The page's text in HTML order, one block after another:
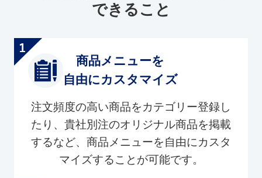
できること
商品メニューを
自由にカスタマイズ
注文頻度の高い商品をカテゴリー登録し
たり、貴社別注のオリジナル商品を掲載
するなど、商品メニューを自由にカスタ
マイズすることが可能です。